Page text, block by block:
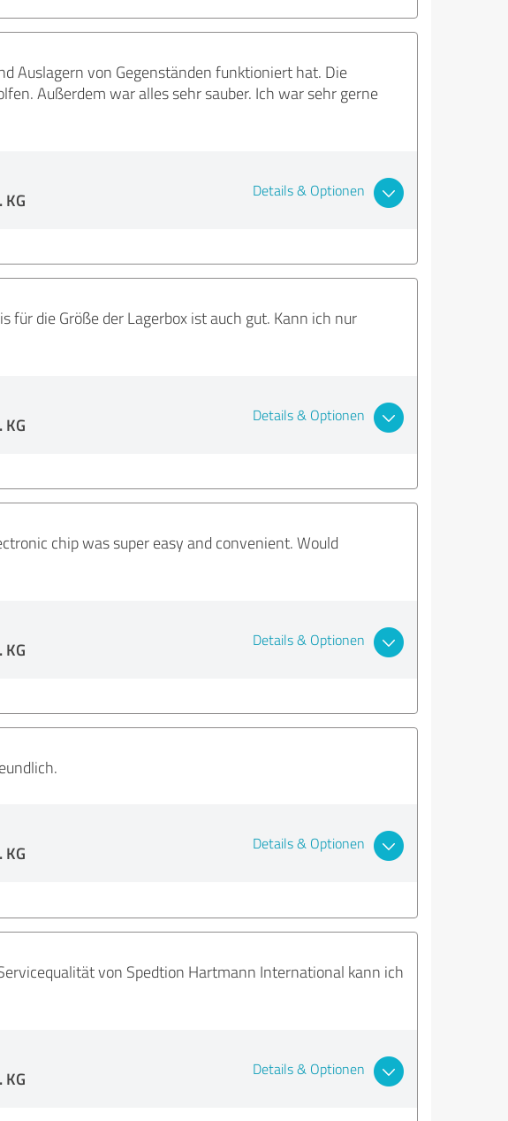
Auslagern von Gegenständen funktioniert hat. Die
Außerdem war alles sehr sauber. Ich war sehr gerne
Details & Optionen
für die Größe der Lagerbox ist auch gut. Kann ich nur
Details & Optionen
chip was super easy and convenient. Would
Details & Optionen
Details & Optionen
von Spedtion Hartmann International kann ich
Details & Optionen